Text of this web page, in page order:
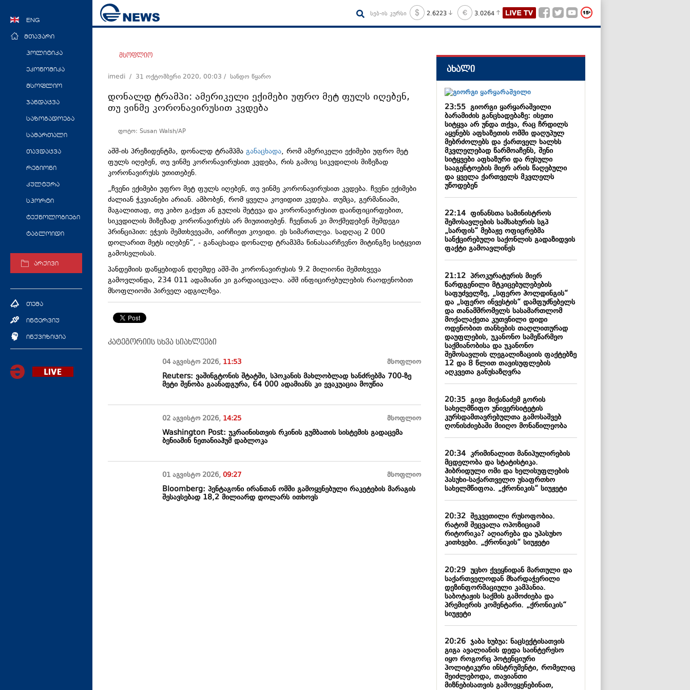
ENG
მთავარი
პოლიტიკა
ეკონომიკა
მსოფლიო
ჯანდაცვა
საზოგადოება
სამართალი
თავდაცვა
რეგიონი
კულტურა
სპორტი
ტექნოლოგიები
ტაბლოიდი
არქივი
თემა
ინტერვიუ
ინქვიზიცია
სებ-ის კურსი 2.6223 3.0264
მსოფლიო
imedi / 31 ოქტომბერი 2020, 00:03 / სანდო წყარო
დონალდ ტრამპი: ამერიკელი ექიმები უფრო მეტ ფულს იღებენ,
თუ ვინმე კორონავირუსით კვდება
ფოტო: Susan Walsh/AP
აშშ-ის პრეზიდენტმა, დონალდ ტრამპმა განაცხადა, რომ ამერიკელი ექიმები უფრო მეტ
ფულს იღებენ, თუ ვინმე კორონავირუსით კვდება, რის გამოც სიკვდილის მიზეზად
კორონავირუსს უთითებენ.
„ჩვენი ექიმები უფრო მეტ ფულს იღებენ, თუ ვინმე კორონავირუსით კვდება. ჩვენი ექიმები
ძალიან ჭკვიანები არიან. ამბობენ, რომ ყველა კოვიდით კვდება. თუმცა, გერმანიაში,
მაგალითად, თუ კიბო გაქვთ ან გულის შეტევა და კორონავირუსით დაინფიცირდებით,
სიკვდილის მიზეზად კორონავირუსს არ მიუთითებენ. ჩვენთან კი მოქმედებენ შემდეგი
პრინციპით: ეჭვის შემთხვევაში, აირჩიეთ კოვიდი. ეს სიმართლეა. სადღაც 2 000
დოლარით მეტს იღებენ“, - განაცხადა დონალდ ტრამპმა წინასაარჩევნო მიტინგზე სიტყვით
გამოსვლისას.
პანდემიის დაწყებიდან დღემდე აშშ-ში კორონავირუსის 9.2 მილიონი შემთხვევა
გამოვლინდა, 234 011 ადამიანი კი გარდაიცვალა. აშშ ინფიცირებულების რაოდენობით
მსოფლიოში პირველ ადგილზეა.
კატეგორიის სხვა სიახლეები
04 აგვისტო 2026, 11:53 მსოფლიო
Reuters: ვაშინგტონის შტატში, სპოკანის მახლობლად ხანძრებმა 700-ზე
მეტი შენობა გაანადგურა, 64 000 ადამიანს კი ევაკუაცია მოუწია
02 აგვისტო 2026, 14:25 მსოფლიო
Washington Post: უკრაინისთვის რკინის გუმბათის სისტემის გადაცემა
ბენიამინ ნეთანიაჰუმ დაბლოკა
01 აგვისტო 2026,09:27 მსოფლიო
Bloomberg: პენტაგონი ირანთან ომში გამოყენებული რაკეტების მარაგის
შესავსებად 18,2 მილიარდ დოლარს ითხოვს
ახალი
23:55გიორგი ყარყარაშვილი
ბარამიძის განცხადებაზე: ისეთი
სიტყვა არ უნდა თქვა, რაც ჩრდილს
აყენებს აფხაზეთის ომში დაღუპულ
მებრძოლებს და ქართველ ხალხს
მკვლელებად წარმოაჩენს, შენი
სიტყვები აფხაზური და რუსული
სააგენტოების მიერ არის წაღებული
და ყველა ქართველს მკვლელს
უწოდებენ
22:14ფინანსთა სამინისტროს
შემოსავლების სამსახურის სგპ
„სარფის“ მებაჟე ოფიცრებმა
სანქცირებული საქონლის გადაზიდვის
ფაქტი გამოავლინეს
21:12პროკურატურის მიერ
წარდგენილი მტკიცებულებების
საფუძველზე, „სფერო ჰოლდინგის“
და „სფერო ინვესტის“ დამფუძნებელს
და თანამშრომელს სასამართლომ
მოქალაქეთა კუთვნილი დიდი
ოდენობით თანხების თაღლითურად
დაუფლების, უკანონო სამეწარმეო
საქმიანობისა და უკანონო
შემოსავლის ლეგალიზაციის ფაქტებზე
12 და 8 წლით თავისუფლების
აღკვეთა განუსაზღვრა
20:35გივი მიქანაძემ გორის
სახელმწიფო უნივერსიტეტის
კურსდამთავრებულთა გამოსაშვებ
ღონისძიებაში მიიღო მონაწილეობა
20:34კრიმინალით მანიპულირების
მცდელობა და სტატისტიკა.
ჰიბრიდული ომი და ხელისუფლების
პასუხი-საქართველო უსაფრთხო
სახელმწიფოა. „ქრონიკის“ სიუჟეტი
20:32შეკვეთილი რუსოფობია.
რატომ შეცვალა ოპოზიციამ
რიტორიკა? აღიარება და უპასუხო
კითხვები. „ქრონიკის“ სიუჟეტი
20:29უცხო ქვეყნიდან მართული და
საქართველოდან მხარდაჭერილი
დეზინფორმაციული კამპანია.
საბოტაჟის საქმის გამოძიება და
პრემიერის კომენტარი. „ქრონიკის“
სიუჟეტი
20:26ჯაბა ხუბუა: ნაცსექტისათვის
გიგა ავალიანის დედა საინტერესო
იყო როგორც პოტენციური
პოლიტიკური ინსტრუმენტი, რომელიც
შეიძლებოდა, თავიანთი
მიზნებისათვის გამოეყენებინათ,